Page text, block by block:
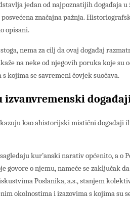
jedan od najpoznatijih događaja u
značajna pažnja.
opisani.
nema za cilj da ovaj događaj
na neke od njegovih poruka koje su
kojima se savremeni čovjek suočava.
izvanvremenski
kao ahistorijski mistični događaji
kur’anski narativ općenito, a o
govore o njemu, nameće se zaključak
Poslanika, a.s., stanjem
okolnostima i izazovima s kojima su